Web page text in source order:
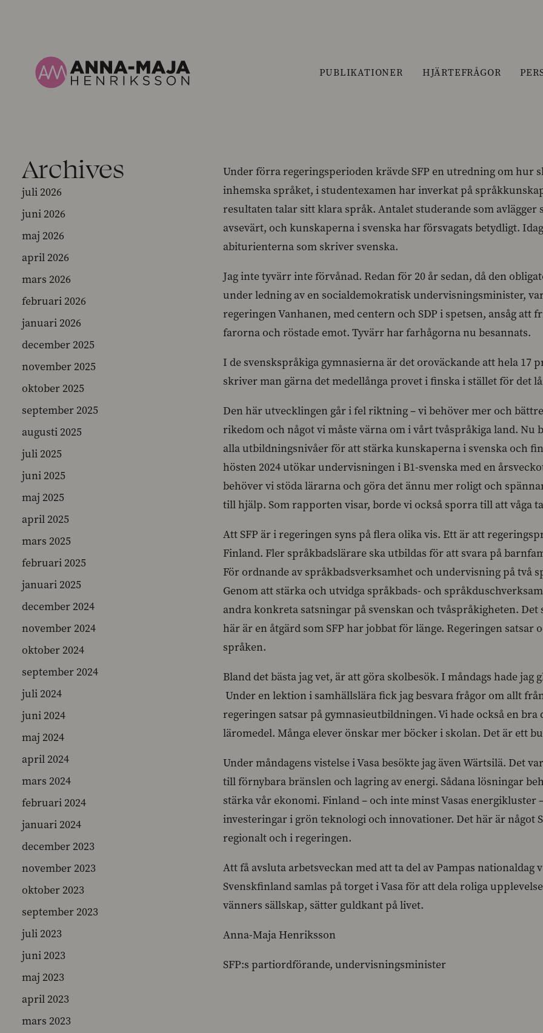
PUBLIKATIONER HJÄRTEFRÅGOR
Archives
juli 2026
juni 2026
maj 2026
april 2026
mars 2026
februari 2026
januari 2026
december 2025
november 2025
oktober 2025
september 2025
augusti 2025
juli 2025
juni 2025
maj 2025
april 2025
mars 2025
februari 2025
januari 2025
december 2024
november 2024
oktober 2024
september 2024
juli 2024
juni 2024
maj 2024
april 2024
mars 2024
februari 2024
januari 2024
december 2023
november 2023
oktober 2023
september 2023
juli 2023
juni 2023
maj 2023
april 2023
mars 2023
Under förra regeringsperioden krävde SFP en utredning om hur
inhemska språket, i studentexamen har inverkat på
resultaten talar sitt klara språk. Antalet studerande som
avsevärt, och kunskaperna i svenska har försvagats betydligt.
abiturienterna som skriver svenska.
Jag inte tyvärr inte förvånad. Redan för 20 år sedan, då den
under ledning av en socialdemokratisk undervisningsminister,
regeringen Vanhanen, med centern och SDP i spetsen, ansåg att
farorna och röstade emot. Tyvärr har farhågorna nu besannats.
I de svenskspråkiga gymnasierna är det oroväckande att hela
skriver man gärna det medellånga provet i finska i stället för det
Den här utvecklingen går i fel riktning – vi behöver mer och
rikedom och något vi måste värna om i vårt tvåspråkiga land.
alla utbildningsnivåer för att stärka kunskaperna i svenska och
hösten 2024 utökar undervisningen i B1-svenska med en
behöver vi stöda lärarna och göra det ännu mer roligt och
till hjälp. Som rapporten visar, borde vi också sporra till att våga
Att SFP är i regeringen syns på flera olika vis. Ett är att
Finland. Fler språkbadslärare ska utbildas för att svara på
För ordnande av språkbadsverksamhet och undervisning på två
Genom att stärka och utvidga språkbads- och
andra konkreta satsningar på svenskan och tvåspråkigheten.
här är en åtgärd som SFP har jobbat för länge. Regeringen satsar
språken.
Bland det bästa jag vet, är att göra skolbesök. I måndags hade
Under en lektion i samhällslära fick jag besvara frågor om allt
regeringen satsar på gymnasieutbildningen. Vi hade också en
läromedel. Många elever önskar mer böcker i skolan. Det är ett
Under måndagens vistelse i Vasa besökte jag även Wärtsilä. Det
till förnybara bränslen och lagring av energi. Sådana lösningar
stärka vår ekonomi. Finland – och inte minst Vasas
investeringar i grön teknologi och innovationer. Det här är något
regionalt och i regeringen.
Att få avsluta arbetsveckan med att ta del av Pampas
Svenskfinland samlas på torget i Vasa för att dela roliga
vänners sällskap, sätter guldkant på livet.
Anna-Maja Henriksson
SFP:s partiordförande, undervisningsminister